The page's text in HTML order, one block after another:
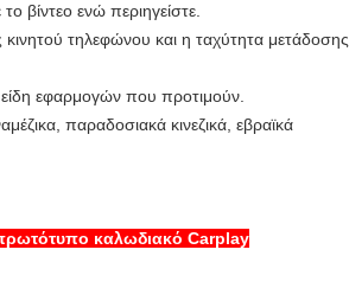
βίντεο ενώ περιηγείστε.
τηλεφώνου και η ταχύτητα μετάδοσης
εφαρμογών που προτιμούν.
παραδοσιακά κινεζικά, εβραϊκά
καλωδιακό Carplay